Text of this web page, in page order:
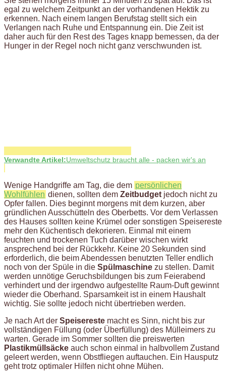
egal zu welchem Zeitpunkt an der vorhandenen Hektik zu
erkennen. Nach einem langen Berufstag stellt sich ein
Verlangen nach Ruhe und Entspannung ein. Die Zeit ist
daher auch für den Rest des Tages knapp bemessen, da der
Hunger in der Regel noch nicht ganz verschwunden ist.
Verwandte Artikel:Umweltschutz braucht alle - packen wir's an
Wenige Handgriffe am Tag, die dem persönlichen
Wohlfühlen dienen, sollten dem Zeitbudget jedoch nicht zu
Opfer fallen. Dies beginnt morgens mit dem kurzen, aber
gründlichen Ausschütteln des Oberbetts. Vor dem Verlassen
des Hauses sollten keine Krümel oder sonstigen Speisereste
mehr den Küchentisch dekorieren. Einmal mit einem
feuchten und trockenen Tuch darüber wischen wirkt
ansprechend bei der Rückkehr. Keine 20 Sekunden sind
erforderlich, die beim Abendessen benutzten Teller endlich
noch von der Spüle in die Spülmaschine zu stellen. Damit
werden unnötige Geruchsbildungen bis zum Feierabend
verhindert und der irgendwo aufgestellte Raum-Duft gewinnt
wieder die Oberhand. Sparsamkeit ist in einem Haushalt
wichtig. Sie sollte jedoch nicht übertrieben werden.
Je nach Art der Speisereste macht es Sinn, nicht bis zur
vollständigen Füllung (oder Überfüllung) des Mülleimers zu
warten. Gerade im Sommer sollten die preiswerten
Plastikmüllsäcke auch schon einmal in halbvollem Zustand
geleert werden, wenn Obstfliegen auftauchen. Ein Hausputz
geht trotz optimaler Hilfen nicht ohne Mühen.